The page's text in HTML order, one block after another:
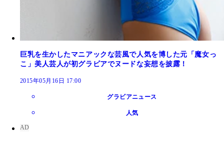
巨乳を生かしたマニアックな芸風で人気を博した元「魔女っ
こ」美人芸人が初グラビアでヌードな妄想を披露！
2015年05月16日 17:00
グラビアニュース
人気